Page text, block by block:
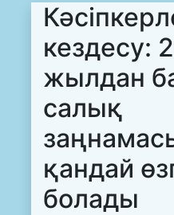
кездесу:
жылдан
салық
қандай
болады